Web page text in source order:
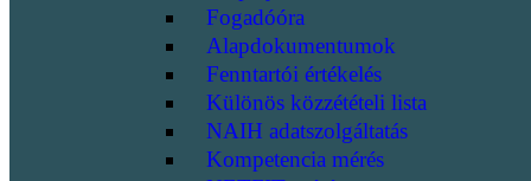
Fogadóóra
Alapdokumentumok
Fenntartói értékelés
Különös közzétételi lista
NAIH adatszolgáltatás
Kompetencia mérés